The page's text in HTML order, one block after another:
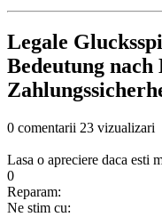
Legale
Bedeutung nach
0 comentarii 23 vizualizari
Lasa o apreciere daca esti
0
Reparam:
Ne stim cu: